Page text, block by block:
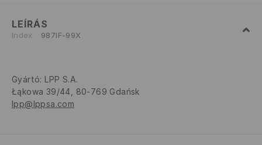
LEÍRÁS
Index 987IF-99X
Gyártó: LPP S.A.
Łąkowa 39/44, 80-769 Gdańsk
lpp@lppsa.com